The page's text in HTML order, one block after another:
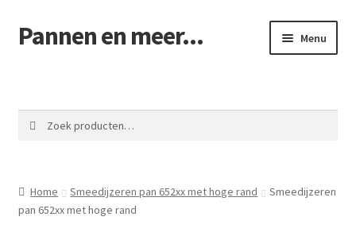
Ga
door
Ga
naar
Pannen en meer... Menu
Winkelmand
Mijn account
Home Smeedijzeren pan 652xx met hoge rand
Smeedijzeren
pan 652xx met hoge rand